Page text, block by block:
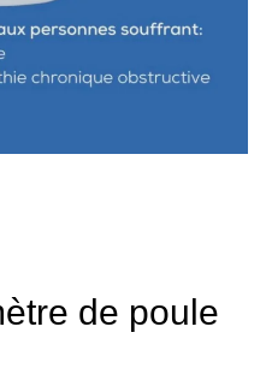
de poule